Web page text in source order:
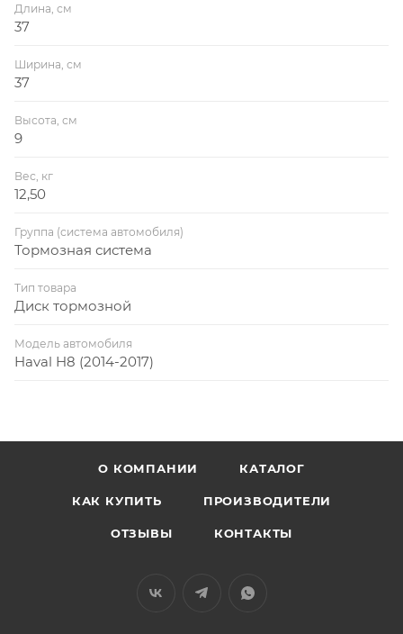
Длина, см
37
Ширина, см
37
Высота, см
9
Вес, кг
12,50
Группа (система автомобиля)
Тормозная система
Тип товара
Диск тормозной
Модель автомобиля
Haval H8 (2014-2017)
О КОМПАНИИ КАТАЛОГ
КАК КУПИТЬ ПРОИЗВОДИТЕЛИ
ОТЗЫВЫ КОНТАКТЫ